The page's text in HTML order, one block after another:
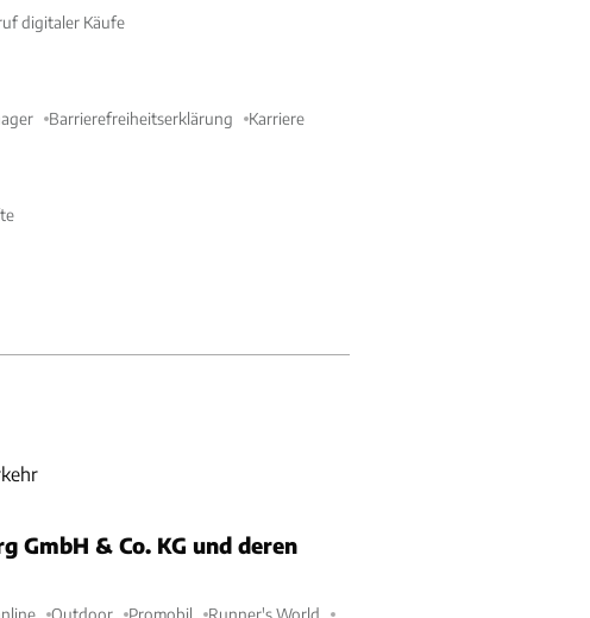
digitaler Käufe
Barrierefreiheitserklärung Karriere
GmbH & Co. KG und deren
Outdoor Promobil Runner's World